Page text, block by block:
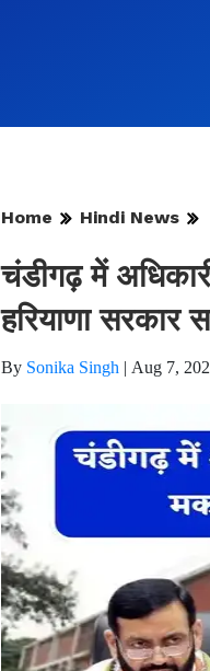
Home Hindi News
चंडीगढ़ में
हरियाणा सरकार
By Sonika Singh | Aug 7,